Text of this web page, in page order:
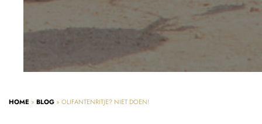
HOME » BLOG » OLIFANTENRITJE? NIET DOEN!